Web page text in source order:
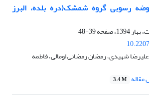
رسوبی گروه شمشک(دره بلده، البرز
39-48
شهیدی، رمضان رمضانی اومالی، فاطمه
3.4 M